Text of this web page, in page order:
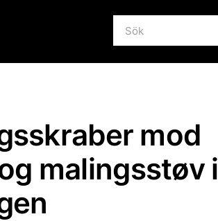
mod
malingsstøv i